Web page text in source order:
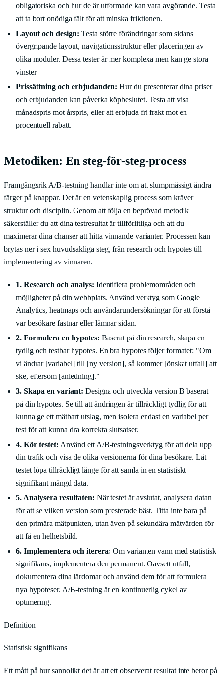
obligatoriska och hur de är utformade kan vara avgörande. Testa
att ta bort onödiga fält för att minska friktionen.
Layout och design: Testa större förändringar som sidans
övergripande layout, navigationsstruktur eller placeringen av
olika moduler. Dessa tester är mer komplexa men kan ge stora
vinster.
Prissättning och erbjudanden: Hur du presenterar dina priser
och erbjudanden kan påverka köpbeslutet. Testa att visa
månadspris mot årspris, eller att erbjuda fri frakt mot en
procentuell rabatt.
Metodiken: En steg-för-steg-process
Framgångsrik A/B-testning handlar inte om att slumpmässigt ändra
färger på knappar. Det är en vetenskaplig process som kräver
struktur och disciplin. Genom att följa en beprövad metodik
säkerställer du att dina testresultat är tillförlitliga och att du
maximerar dina chanser att hitta vinnande varianter. Processen kan
brytas ner i sex huvudsakliga steg, från research och hypotes till
implementering av vinnaren.
1. Research och analys: Identifiera problemområden och
möjligheter på din webbplats. Använd verktyg som Google
Analytics, heatmaps och användarundersökningar för att förstå
var besökare fastnar eller lämnar sidan.
2. Formulera en hypotes: Baserat på din research, skapa en
tydlig och testbar hypotes. En bra hypotes följer formatet: "Om
vi ändrar [variabel] till [ny version], så kommer [önskat utfall] att
ske, eftersom [anledning]."
3. Skapa en variant: Designa och utveckla version B baserat
på din hypotes. Se till att ändringen är tillräckligt tydlig för att
kunna ge ett mätbart utslag, men isolera endast en variabel per
test för att kunna dra korrekta slutsatser.
4. Kör testet: Använd ett A/B-testningsverktyg för att dela upp
din trafik och visa de olika versionerna för dina besökare. Låt
testet löpa tillräckligt länge för att samla in en statistiskt
signifikant mängd data.
5. Analysera resultaten: När testet är avslutat, analysera datan
för att se vilken version som presterade bäst. Titta inte bara på
den primära mätpunkten, utan även på sekundära mätvärden för
att få en helhetsbild.
6. Implementera och iterera: Om varianten vann med statistisk
signifikans, implementera den permanent. Oavsett utfall,
dokumentera dina lärdomar och använd dem för att formulera
nya hypoteser. A/B-testning är en kontinuerlig cykel av
optimering.
Definition
Statistisk signifikans
Ett mått på hur sannolikt det är att ett observerat resultat inte beror på